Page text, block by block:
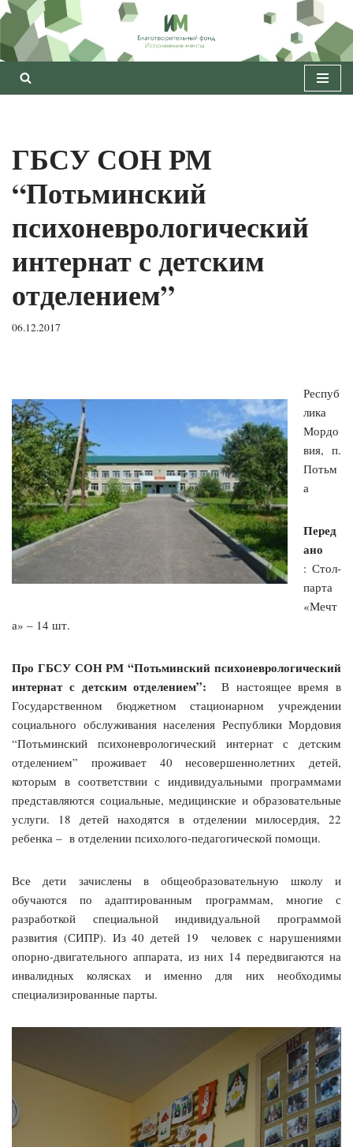
Перейти
к
содержимому
ГБСУ СОН РМ
“Потьминский
психоневрологический
интернат с детским
отделением”
06.12.2017
Респуб
лика
Мордо
вия, п.
Потьм
а
Перед
ано
: Стол-
парта
«Мечт
а» – 14 шт.
Про ГБСУ СОН РМ “Потьминский психоневрологический
интернат с детским отделением”:
В настоящее время в
Государственном бюджетном стационарном учреждении
социального обслуживания населения Республики Мордовия
“Потьминский психоневрологический интернат с детским
отделением” проживает 40 несовершеннолетних детей,
которым в соответствии с индивидуальными программами
представляются социальные, медицинские и образовательные
услуги. 18 детей находятся в отделении милосердия, 22
ребенка – в отделении психолого-педагогической помощи.
Все дети зачислены в общеобразовательную школу и
обучаются по адаптированным программам, многие с
разработкой специальной индивидуальной программой
развития (СИПР). Из 40 детей 19 человек с нарушениями
опорно-двигательного аппарата, из них 14 передвигаются на
инвалидных колясках и именно для них необходимы
специализированные парты.